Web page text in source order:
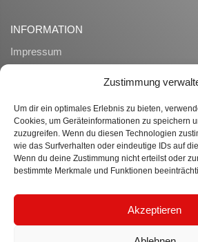
Zustimmung
Um dir ein optimales Erlebnis zu bieten,
Cookies, um Geräteinformationen zu speichern
zuzugreifen. Wenn du diesen Technologien
wie das Surfverhalten oder eindeutige IDs auf
Wenn du deine Zustimmung nicht erteilst oder
bestimmte Merkmale und Funktionen
Akzeptieren
INFORMATION
Impressum
Zahlung und Lieferung
Widerrufsrecht
Ueber uns
B2B Anfragen